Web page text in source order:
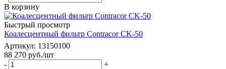
В корзину
Быстрый просмотр
Коалесцентный фильтр Contracor CK-50
Артикул: 13150100
88 270 руб./шт
-
+